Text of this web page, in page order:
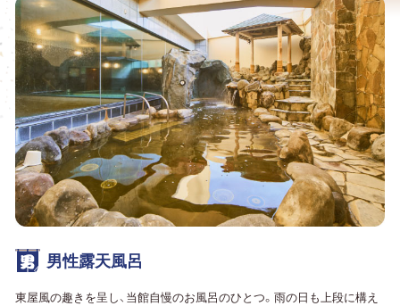
男性露天風呂
東屋風の趣きを呈し、当館自慢のお風呂のひとつ。雨の日も上段に構え